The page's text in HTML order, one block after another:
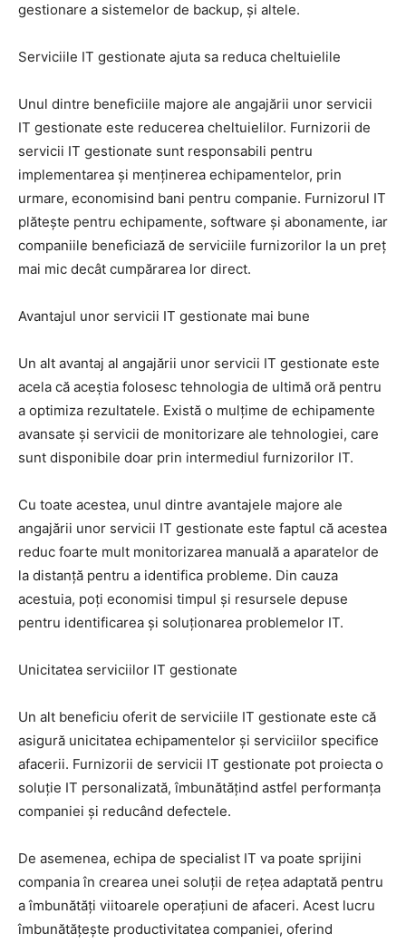
gestionare a sistemelor de backup, și altele.
Serviciile IT gestionate ajuta sa reduca cheltuielile
Unul dintre beneficiile majore ale angajării unor servicii
IT gestionate este reducerea cheltuielilor. Furnizorii de
servicii IT gestionate sunt responsabili pentru
implementarea și menținerea echipamentelor, prin
urmare, economisind bani pentru companie. Furnizorul IT
plătește pentru echipamente, software și abonamente, iar
companiile beneficiază de serviciile furnizorilor la un preț
mai mic decât cumpărarea lor direct.
Avantajul unor servicii IT gestionate mai bune
Un alt avantaj al angajării unor servicii IT gestionate este
acela că aceștia folosesc tehnologia de ultimă oră pentru
a optimiza rezultatele. Există o mulțime de echipamente
avansate și servicii de monitorizare ale tehnologiei, care
sunt disponibile doar prin intermediul furnizorilor IT.
Cu toate acestea, unul dintre avantajele majore ale
angajării unor servicii IT gestionate este faptul că acestea
reduc foarte mult monitorizarea manuală a aparatelor de
la distanță pentru a identifica probleme. Din cauza
acestuia, poți economisi timpul și resursele depuse
pentru identificarea și soluționarea problemelor IT.
Unicitatea serviciilor IT gestionate
Un alt beneficiu oferit de serviciile IT gestionate este că
asigură unicitatea echipamentelor și serviciilor specifice
afacerii. Furnizorii de servicii IT gestionate pot proiecta o
soluție IT personalizată, îmbunătățind astfel performanța
companiei și reducând defectele.
De asemenea, echipa de specialist IT va poate sprijini
compania în crearea unei soluții de rețea adaptată pentru
a îmbunătăți viitoarele operațiuni de afaceri. Acest lucru
îmbunătățește productivitatea companiei, oferind